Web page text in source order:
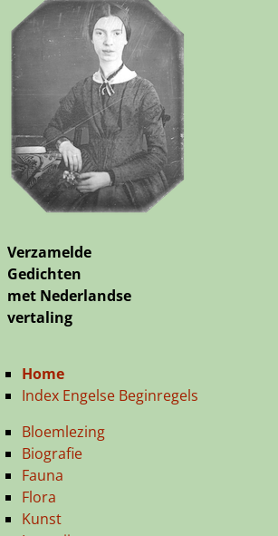
Verzamelde
Gedichten
met Nederlandse
vertaling
Home
Index Engelse Beginregels
Bloemlezing
Biografie
Fauna
Flora
Kunst